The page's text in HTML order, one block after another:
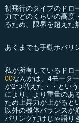
初飛行のタイプのドロ
力でどのくらいの高度
るため、限界を超えた
あくまでも手動ホバリ
私が所有しているドロ
00なんかは、4モータ
が2つ増えた・・とい
により、より重量のあ
ため上昇力が上がると
以外の機体バランスが
バリングだけじゃ語り